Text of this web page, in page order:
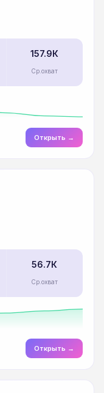
157.9К
Ср.охват
Открыть →
56.7К
Ср.охват
Открыть →